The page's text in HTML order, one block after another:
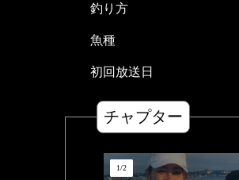
釣り方
魚種
初回放送日
チャプター
1/2